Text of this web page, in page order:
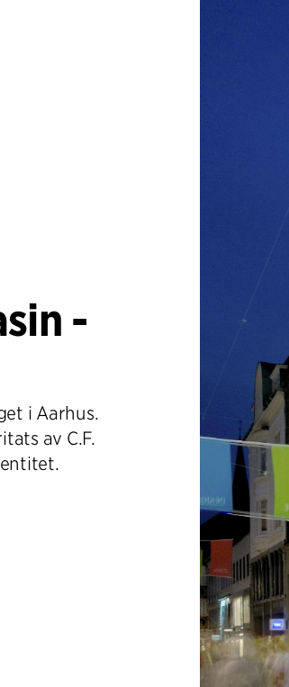
-
i Aarhus.
av C.F.